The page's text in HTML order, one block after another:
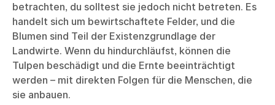
betrachten, du solltest sie jedoch nicht betreten. Es
handelt sich um bewirtschaftete Felder, und die
Blumen sind Teil der Existenzgrundlage der
Landwirte. Wenn du hindurchläufst, können die
Tulpen beschädigt und die Ernte beeinträchtigt
werden – mit direkten Folgen für die Menschen, die
sie anbauen.